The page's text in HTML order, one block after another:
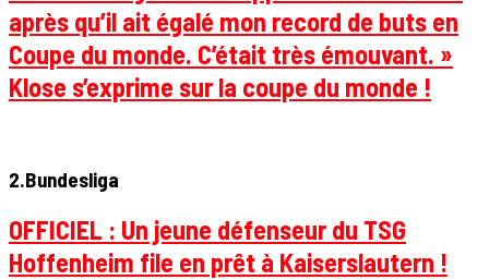
après qu’il ait égalé mon record de buts en
Coupe du monde. C’était très émouvant. »
Klose s’exprime sur la coupe du monde !
2.Bundesliga
OFFICIEL : Un jeune défenseur du TSG
Hoffenheim file en prêt à Kaiserslautern !